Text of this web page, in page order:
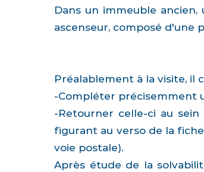
Dans un immeuble
ascenseur, composé d'une
Préalablement à la visite, il
-Compléter précisemment
-Retourner celle-ci au sein
figurant au verso de la
voie postale).
Après étude de la